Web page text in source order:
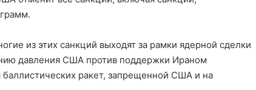
из этих санкций выходят за рамки ядерной сделки
давления США против поддержки Ираном
ракет, запрещенной США и на